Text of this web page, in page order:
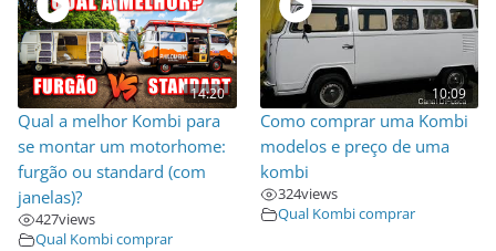
14:20
Qual a melhor Kombi para
se montar um motorhome:
furgão ou standard (com
janelas)?
427views
Qual Kombi comprar
10:09
Como comprar uma Kombi
modelos e preço de uma
kombi
324views
Qual Kombi comprar